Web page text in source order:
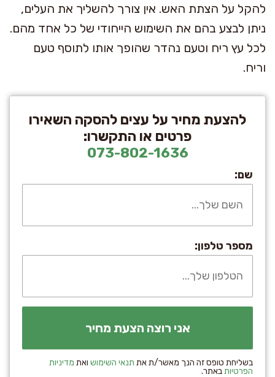
להקל על הצתת האש. אין צורך להשליך את העלים,
ניתן לבצע בהם את השימוש הייחודי של כל אחד מהם.
לכל עץ ריח וטעם נהדר שהופך אותו לתוסף טעם
וריח.
להצעת מחיר על עצים להסקה השאירו
פרטים או התקשרו:
073-802-1636
שם:
מספר טלפון:
בשליחת טופס זה הנך מאשר/ת את תנאי השימוש ואת מדיניות
הפרטיותבאתר.